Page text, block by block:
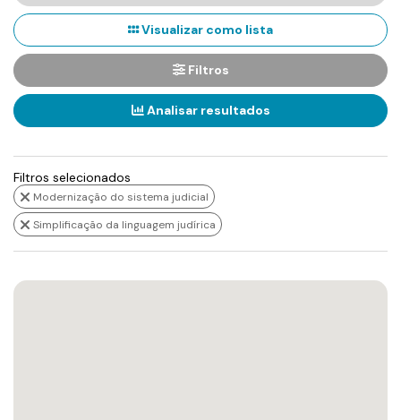
Visualizar como lista
Filtros
Analisar resultados
Filtros selecionados
Modernização do sistema judicial
Simplificação da linguagem judírica